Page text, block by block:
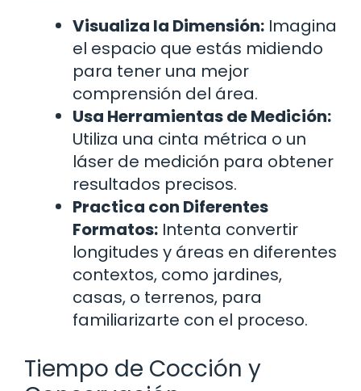
Visualiza la Dimensión: Imagina
el espacio que estás midiendo
para tener una mejor
comprensión del área.
Usa Herramientas de Medición:
Utiliza una cinta métrica o un
láser de medición para obtener
resultados precisos.
Practica con Diferentes
Formatos: Intenta convertir
longitudes y áreas en diferentes
contextos, como jardines,
casas, o terrenos, para
familiarizarte con el proceso.
Tiempo de Cocción y